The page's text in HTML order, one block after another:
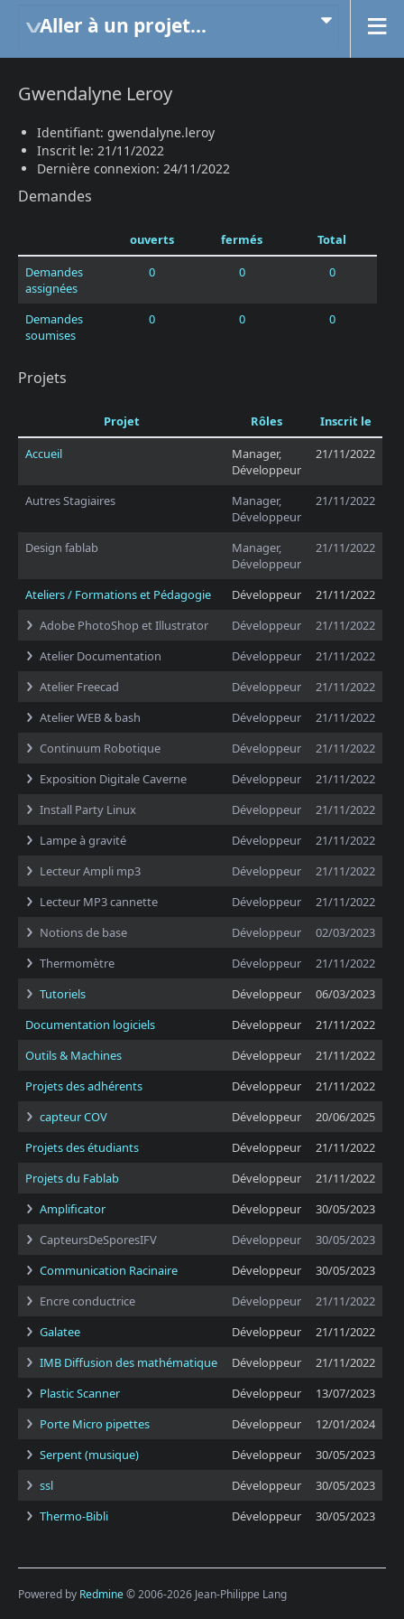
Aller à un projet...
Gwendalyne Leroy
Identifiant: gwendalyne.leroy
Inscrit le: 21/11/2022
Dernière connexion: 24/11/2022
Demandes
ouverts fermés
Total
Demandes
assignées
0 0 0
Demandes
soumises
0 0 0
Projets
Projet Rôles
Inscrit le
Accueil
Manager,
Développeur
21/11/2022
Autres Stagiaires
Manager,
Développeur
21/11/2022
Design fablab
Manager,
Développeur
21/11/2022
Ateliers / Formations et Pédagogie Développeur
21/11/2022
Adobe PhotoShop et Illustrator
Développeur
21/11/2022
Atelier Documentation
Développeur
21/11/2022
Atelier Freecad
Développeur
21/11/2022
Atelier WEB & bash
Développeur
21/11/2022
Continuum Robotique
Développeur
21/11/2022
Exposition Digitale Caverne
Développeur
21/11/2022
Install Party Linux
Développeur
21/11/2022
Lampe à gravité
Développeur
21/11/2022
Lecteur Ampli mp3
Développeur
21/11/2022
Lecteur MP3 cannette
Développeur
21/11/2022
Notions de base
Développeur
02/03/2023
Thermomètre
Développeur
21/11/2022
Tutoriels
Développeur
06/03/2023
Documentation logiciels
Développeur
21/11/2022
Outils & Machines
Développeur
21/11/2022
Projets des adhérents
Développeur
21/11/2022
capteur COV
Développeur
20/06/2025
Projets des étudiants
Développeur
21/11/2022
Projets du Fablab
Développeur
21/11/2022
Amplificator
Développeur
30/05/2023
CapteursDeSporesIFV
Développeur
30/05/2023
Communication Racinaire
Développeur
30/05/2023
Encre conductrice
Développeur
21/11/2022
Galatee
Développeur
21/11/2022
IMB Diffusion des mathématique
Développeur
21/11/2022
Plastic Scanner
Développeur
13/07/2023
Porte Micro pipettes
Développeur
12/01/2024
Serpent (musique)
Développeur
30/05/2023
ssl
Développeur
30/05/2023
Thermo-Bibli
Développeur 30/05/2023
Powered by Redmine© 2006-2026 Jean-Philippe Lang